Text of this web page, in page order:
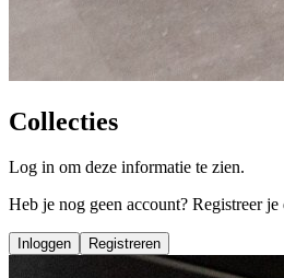
Collecties
Log in om deze informatie te zien.
Heb je nog geen account? Registreer
Inloggen Registreren